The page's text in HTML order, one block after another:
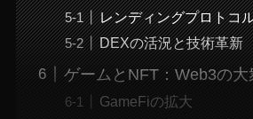
レンディングプロトコ
DEXの活況と技術革新
ゲームとNFT：Web3の
GameFiの拡大